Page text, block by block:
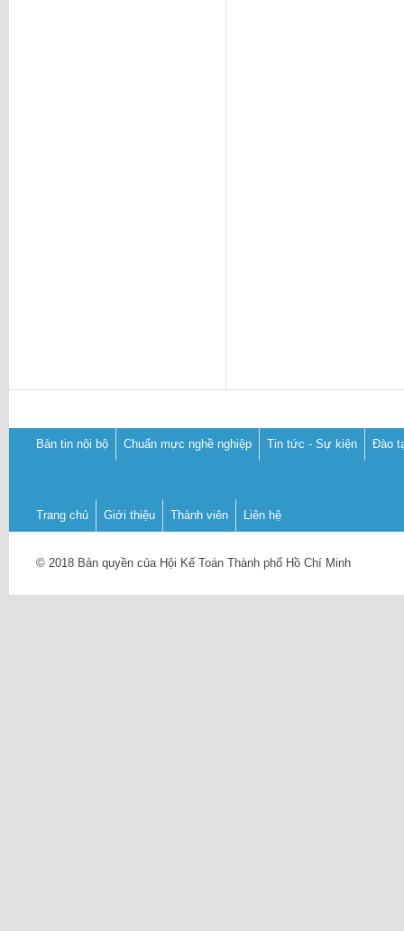
Bản tin nội bộ Chuẩn mực nghề nghiệp Tin tức - Sự kiện Đào
Trang chủ Giới thiệu Thành viên Liên hệ
© 2018 Bản quyền của Hội Kế Toán Thành phố Hồ Chí Minh